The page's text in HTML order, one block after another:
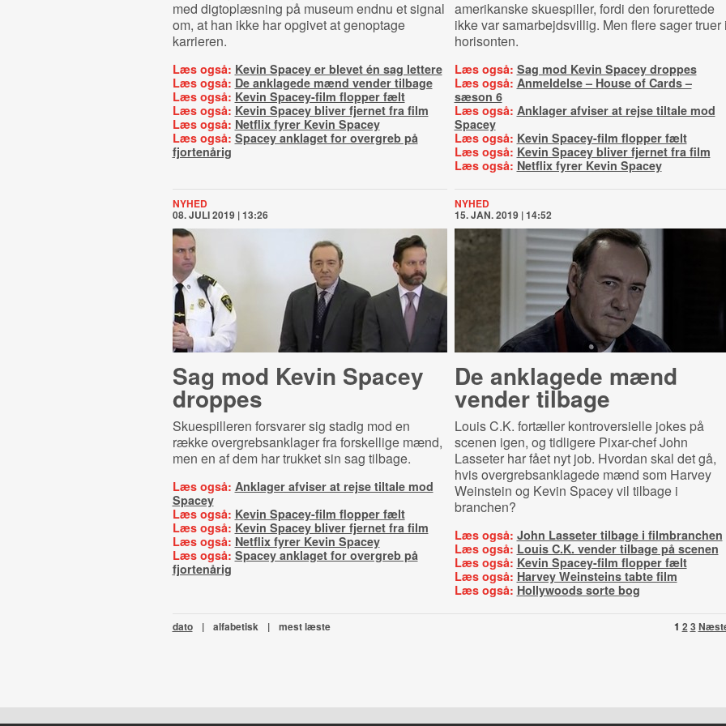
med digtoplæsning på museum endnu et signal
om, at han ikke har opgivet at genoptage
karrieren.
Læs også: Kevin Spacey er blevet én sag lettere
Læs også: De anklagede mænd vender tilbage
Læs også: Kevin Spacey-film flopper fælt
Læs også: Kevin Spacey bliver fjernet fra film
Læs også: Netflix fyrer Kevin Spacey
Læs også: Spacey anklaget for overgreb på
fjortenårig
amerikanske skuespiller, fordi den forurettede
ikke var samarbejdsvillig. Men flere sager truer
horisonten.
Læs også: Sag mod Kevin Spacey droppes
Læs også: Anmeldelse – House of Cards –
sæson 6
Læs også: Anklager afviser at rejse tiltale mod
Spacey
Læs også: Kevin Spacey-film flopper fælt
Læs også: Kevin Spacey bliver fjernet fra film
Læs også: Netflix fyrer Kevin Spacey
NYHED
08. JULI 2019 | 13:26
Sag mod Kevin Spacey
droppes
Skuespilleren forsvarer sig stadig mod en
række overgrebsanklager fra forskellige mænd,
men en af dem har trukket sin sag tilbage.
Læs også: Anklager afviser at rejse tiltale mod
Spacey
Læs også: Kevin Spacey-film flopper fælt
Læs også: Kevin Spacey bliver fjernet fra film
Læs også: Netflix fyrer Kevin Spacey
Læs også: Spacey anklaget for overgreb på
fjortenårig
NYHED
15. JAN. 2019 | 14:52
De anklagede mænd
vender tilbage
Louis C.K. fortæller kontroversielle jokes på
scenen igen, og tidligere Pixar-chef John
Lasseter har fået nyt job. Hvordan skal det gå,
hvis overgrebsanklagede mænd som Harvey
Weinstein og Kevin Spacey vil tilbage i
branchen?
Læs også: John Lasseter tilbage i filmbranchen
Læs også: Louis C.K. vender tilbage på scenen
Læs også: Kevin Spacey-film flopper fælt
Læs også: Harvey Weinsteins tabte film
Læs også: Hollywoods sorte bog
1 2 3
dato | alfabetisk | mest læste